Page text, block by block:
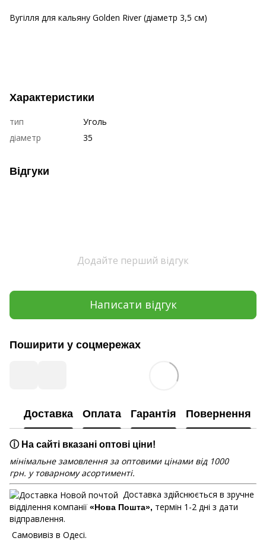
Вугілля для кальяну Golden River (діаметр 3,5 см)
Характеристики
тип
Уголь
діаметр
35
Відгуки
Додайте перший відгук
Написати відгук
Поширити у соцмережах
Доставка Оплата Гарантія Повернення
ⓘ На сайті вказані оптові ціни!
мінімальне замовлення за оптовими цінами від 1000
грн. у товарному асортименті.
Доставка здійснюється в зручне
відділення компанії «Нова Пошта», термін 1-2 дні з дати
відправлення.
Самовивіз в Одесі.